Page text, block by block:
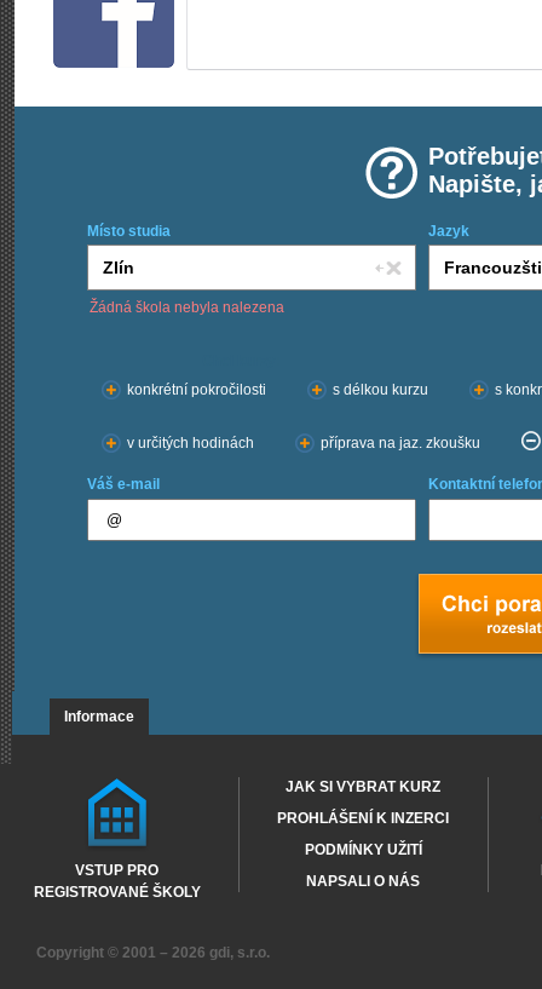
Napište,
Místo studia Jazyk
Žádná škola nebyla nalezena
konkrétní pokročilosti
s délkou kurzu s
v určitých hodinách příprava na jaz. zkoušku
Váš e-mail Kontaktní
Informace
VSTUP PRO
REGISTROVANÉ ŠKOLY
JAK SI VYBRAT KURZ
PROHLÁŠENÍ K INZERCI
PODMÍNKY UŽITÍ
NAPSALI O NÁS
Copyright © 2001 – 2026 gdi, s.r.o.